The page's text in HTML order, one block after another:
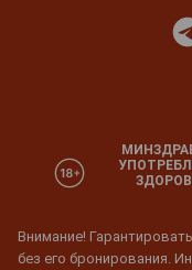
Внимание!
без его бронирования.